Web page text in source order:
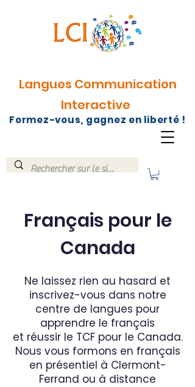
Langues Communication
Interactive
Formez-vous, gagnez en liberté !
Français pour le
Canada
Ne laissez rien au hasard et
inscrivez-vous dans notre
centre de langues pour
apprendre le français
et réussir le TCF pour le Canada.
Nous vous formons en français
en présentiel à Clermont-
Ferrand ou à distance